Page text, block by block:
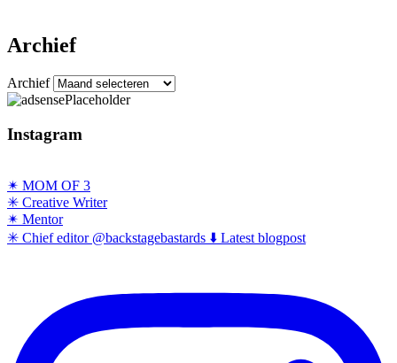
Archief
Archief
Instagram
✴ MOM OF 3
✳ Creative Writer
✴ Mentor
✳ Chief editor @backstagebastards ⬇️ Latest blogpost